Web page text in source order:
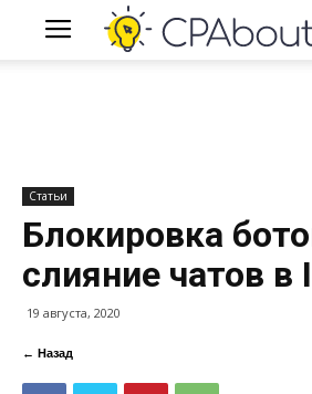
Статьи
Блокировка
слияние чатов в
19 августа, 2020